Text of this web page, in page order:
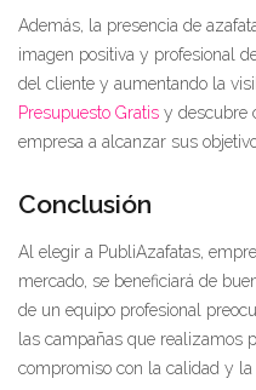
Además, la presencia de
imagen positiva y profesional
del cliente y aumentando la
Presupuesto Gratis y descubre
empresa a alcanzar sus
Conclusión
Al elegir a PubliAzafatas,
mercado, se beneficiará de
de un equipo profesional
las campañas que realizamos
compromiso con la calidad y